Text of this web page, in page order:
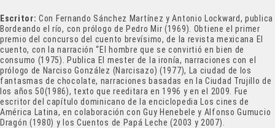
Escritor: Con Fernando Sánchez Martínez y Antonio Lockward, publica
Bordeando el río, con prólogo de Pedro Mir (1969). Obtiene el primer
premio del concurso del cuento brevísimo, de la revista mexicana El
cuento, con la narración “El hombre que se convirtió en bien de
consumo (1975). Publica El mester de la ironía, narraciones con el
prólogo de Narciso González (Narcisazo) (1977), La ciudad de los
fantasmas de chocolate, narraciones basadas en la Ciudad Trujillo de
los años 50(1986), texto que reeditara en 1996 y en el 2009. Fue
escritor del capítulo dominicano de la enciclopedia Los cines de
América Latina, en colaboración con Guy Henebele y Alfonso Gumucio
Dragón (1980) y los Cuentos de Papá Leche (2003 y 2007).